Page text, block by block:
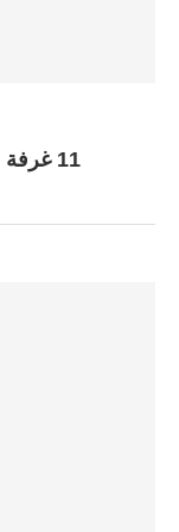
11 غرفة طعام مذهلة مع ورق الجدران